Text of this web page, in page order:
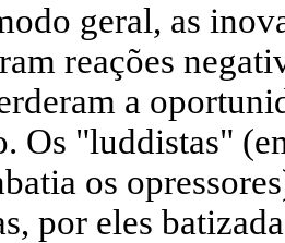
geral, as
reações
a
Os "luddistas"
os
por eles